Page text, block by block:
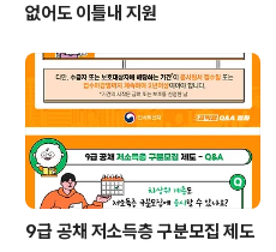
없어도 이틀내 지원
9급 공채 저소득층 구분모집 제도